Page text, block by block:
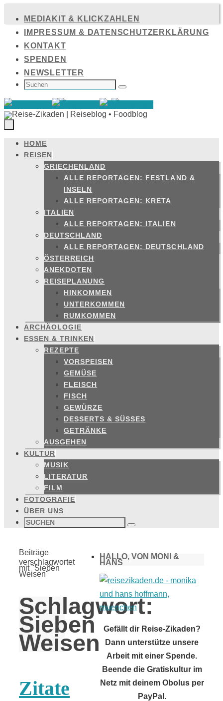
Inhalt
springen
MEDIAKIT & KLICKZAHLEN
IMPRESSUM & DATENSCHUTZERKLÄRUNG
KONTAKT
SPENDEN
NEWSLETTER
SUCHEN
NACH: Suchen
Zum
Inhalt
springen
HOME
REISEN
GRIECHENLAND
ALLE REPORTAGEN: FESTLAND &
INSELN
ALLE REPORTAGEN: KRETA
ITALIEN
ALLE REPORTAGEN: ITALIEN
DEUTSCHLAND
ALLE REPORTAGEN: DEUTSCHLAND
ÖSTERREICH
ANEKDOTEN
REISEPLANUNG
HINKOMMEN
UNTERKOMMEN
RUMKOMMEN
ARCHÄOLOGIE
ESSEN & TRINKEN
REZEPTE
VORSPEISEN
GEMÜSE
FLEISCH
FISCH
GEWÜRZE
DESSERTS & SÜSSES
GETRÄNKE
AUSGEHEN
KULTUR
MUSIK
LITERATUR
FILM
FOTOGRAFIE
ÜBER UNS
Suchen
nach: Suchen
Start
Beiträge
verschlagwortet
mit "Sieben
Weisen"
Schlagwort:
Sieben
Weisen
Zitate
HALLO, VON MONI &
HANS
Gefällt dir Reise-Zikaden?
Dann unterstütze unsere
Arbeit mit einer Spende.
Beende die Gratiskultur im
Netz mit deinem Obolus per
PayPal.